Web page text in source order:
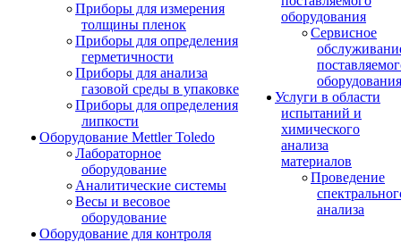
Приборы для измерения
толщины пленок
Приборы для определения
герметичности
Приборы для анализа
газовой среды в упаковке
Приборы для определения
липкости
Оборудование Mettler Toledo
Лабораторное
оборудование
Аналитические системы
Весы и весовое
оборудование
Оборудование для контроля
оборудования
Сервисное
оборудования
Услуги в области
испытаний и
химического
анализа
материалов
Проведение
анализа